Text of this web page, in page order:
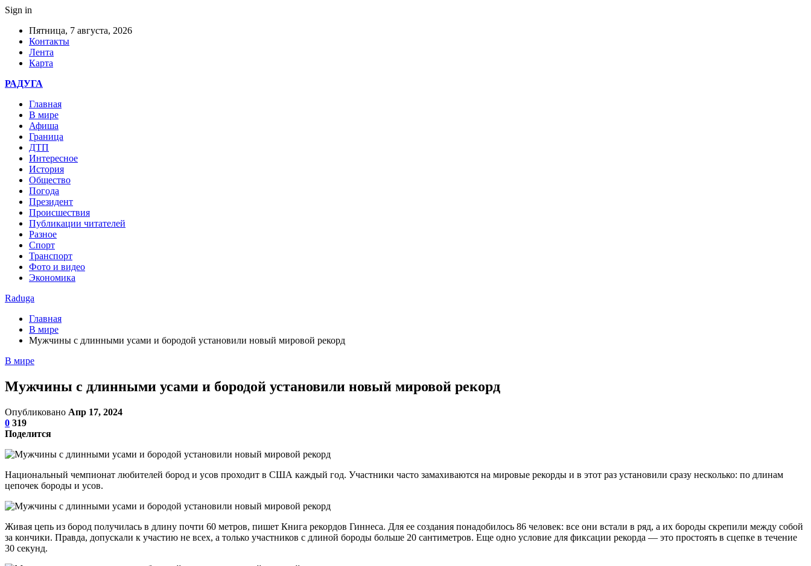
Sign in
Пятница, 7 августа, 2026
Контакты
Лента
Карта
РАДУГА
Главная
В мире
Афиша
Граница
ДТП
Интересное
История
Общество
Погода
Президент
Происшествия
Публикации читателей
Разное
Спорт
Транспорт
Фото и видео
Экономика
Raduga
Главная
В мире
Мужчины с длинными усами и бородой установили новый мировой рекорд
В мире
Мужчины с длинными усами и бородой установили новый мировой рекорд
Опубликовано Апр 17, 2024
0 319
Поделится
Национальный чемпионат любителей бород и усов проходит в США каждый год. Участники часто замахиваются на мировые рекорды и в этот раз установили сразу несколько: по длинам
цепочек бороды и усов.
Живая цепь из бород получилась в длину почти 60 метров, пишет Книга рекордов Гиннеса. Для ее создания понадобилось 86 человек: все они встали в ряд, а их бороды скрепили между собой
за кончики. Правда, допускали к участию не всех, а только участников с длиной бороды больше 20 сантиметров. Еще одно условие для фиксации рекорда — это простоять в сцепке в течение
30 секунд.